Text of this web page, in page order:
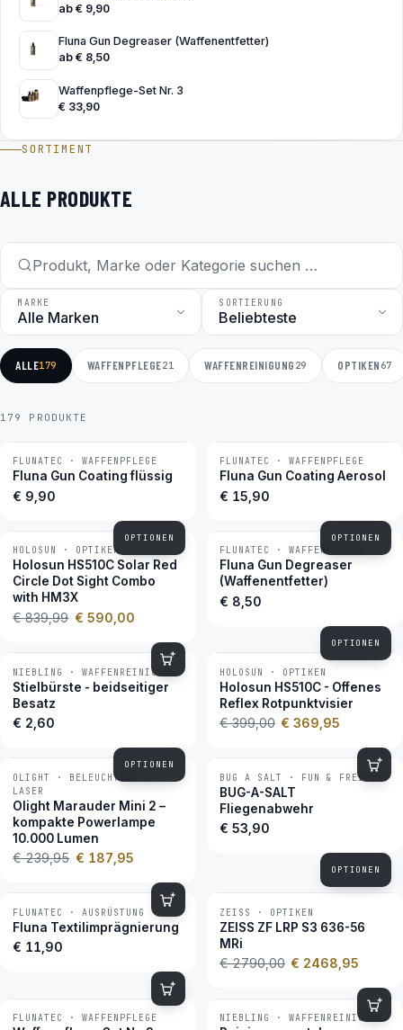
ab € 9,90
Fluna Gun Degreaser (Waffenentfetter)
ab € 8,50
Waffenpflege-Set Nr. 3
€ 33,90
SORTIMENT
ALLE PRODUKTE
MARKE SORTIERUNG
ALLE179 WAFFENPFLEGE21 WAFFENREINIGUNG 29 OPTIKEN 67
179 PRODUKTE
BESTSELLER
FLUNATEC · WAFFENPFLEGE
Fluna Gun Coating flüssig
€ 9,90
OPTIONEN
BESTSELLER
FLUNATEC · WAFFENPFLEGE
Fluna Gun Coating Aerosol
€ 15,90
OPTIONEN
−30 %
HOLOSUN · OPTIKEN
Holosun HS510C Solar Red
Circle Dot Sight Combo
with HM3X
€ 839,99 € 590,00
BESTSELLER
FLUNATEC · WAFFENPFLEGE
Fluna Gun Degreaser
(Waffenentfetter)
€ 8,50
OPTIONEN
BESTSELLER
NIEBLING · WAFFENREINIGUNG
Stielbürste - beidseitiger
Besatz
€ 2,60
OPTIONEN
−7 %
HOLOSUN · OPTIKEN
Holosun HS510C - Offenes
Reflex Rotpunktvisier
€ 399,00 € 369,95
−22 %
OLIGHT · BELEUCHTUNG &
LASER
Olight Marauder Mini 2 –
kompakte Powerlampe
10.000 Lumen
€ 239,95 € 187,95
BESTSELLER
BUG A SALT · FUN & FREIZEIT
BUG-A-SALT
Fliegenabwehr
€ 53,90
OPTIONEN
BESTSELLER
FLUNATEC · AUSRÜSTUNG
Fluna Textilimprägnierung
€ 11,90
−12 %
ZEISS · OPTIKEN
ZEISS ZF LRP S3 636-56
MRi
€ 2790,00 € 2468,95
BESTSELLER
FLUNATEC · WAFFENPFLEGE BESTSELLER
NIEBLING · WAFFENREINIGUNG